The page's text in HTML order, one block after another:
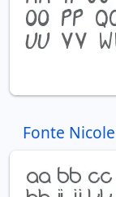
Fonte Nicole